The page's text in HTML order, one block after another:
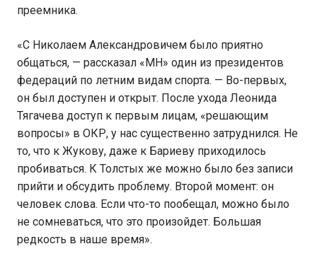
преемника.
«С Николаем Александровичем было приятно
общаться, — рассказал «МН» один из президентов
федераций по летним видам спорта. — Во-первых,
он был доступен и открыт. После ухода Леонида
Тягачева доступ к первым лицам, «решающим
вопросы» в ОКР, у нас существенно затруднился. Не
то, что к Жукову, даже к Бариеву приходилось
пробиваться. К Толстых же можно было без записи
прийти и обсудить проблему. Второй момент: он
человек слова. Если что-то пообещал, можно было
не сомневаться, что это произойдет. Большая
редкость в наше время».